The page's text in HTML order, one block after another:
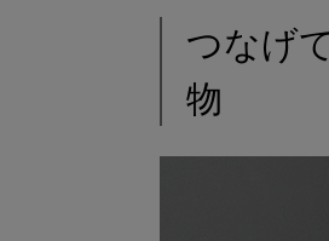
つなげ
物